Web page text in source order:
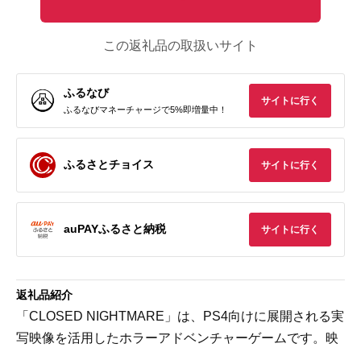
この返礼品の取扱いサイト
ふるなび
ふるなびマネーチャージで5%即増量中！
サイトに行く
ふるさとチョイス サイトに行く
auPAYふるさと納税 サイトに行く
返礼品紹介
「CLOSED NIGHTMARE」は、PS4向けに展開される実
写映像を活用したホラーアドベンチャーゲームです。映